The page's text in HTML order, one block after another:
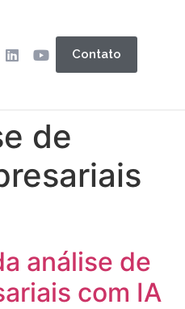
Contato
de
análise de
com IA